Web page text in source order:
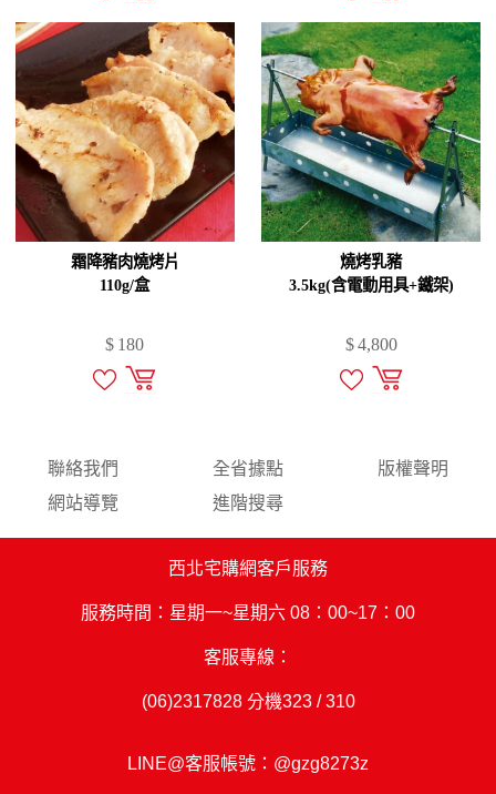
霜降豬肉燒烤片
110g/盒
$ 180
燒烤乳豬
3.5kg(含電動用具+鐵架)
$4,800
聯絡我們 全省據點
版權聲明
網站導覽
進階搜尋
西北宅購網客戶服務
服務時間：星期一~星期六 08：00~17：00
客服專線：
(06)2317828分機323 / 310
LINE@客服帳號： @gzg8273z